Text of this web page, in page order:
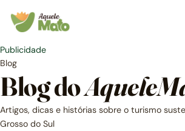
para
conteúdo
Publicidade
Blog
Blog do
Artigos, dicas e histórias sobre o turismo
Grosso do Sul